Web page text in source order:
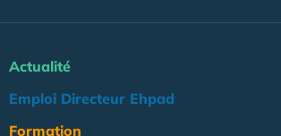
Actualité
Emploi Directeur Ehpad
Formation